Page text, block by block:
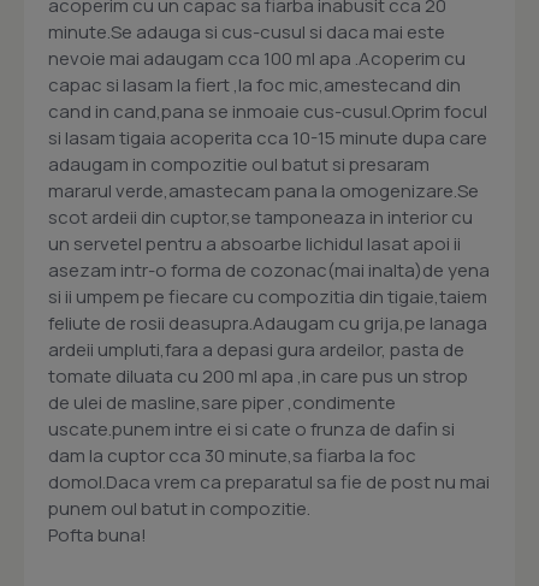
acoperim cu un capac sa fiarba inabusit cca 20
minute.Se adauga si cus-cusul si daca mai este
nevoie mai adaugam cca 100 ml apa .Acoperim cu
capac si lasam la fiert ,la foc mic,amestecand din
cand in cand,pana se inmoaie cus-cusul.Oprim focul
si lasam tigaia acoperita cca 10-15 minute dupa care
adaugam in compozitie oul batut si presaram
mararul verde,amastecam pana la omogenizare.Se
scot ardeii din cuptor,se tamponeaza in interior cu
un servetel pentru a absoarbe lichidul lasat apoi ii
asezam intr-o forma de cozonac(mai inalta)de yena
si ii umpem pe fiecare cu compozitia din tigaie,taiem
feliute de rosii deasupra.Adaugam cu grija,pe lanaga
ardeii umpluti,fara a depasi gura ardeilor, pasta de
tomate diluata cu 200 ml apa ,in care pus un strop
de ulei de masline,sare piper ,condimente
uscate.punem intre ei si cate o frunza de dafin si
dam la cuptor cca 30 minute,sa fiarba la foc
domol.Daca vrem ca preparatul sa fie de post nu mai
punem oul batut in compozitie.
Pofta buna!